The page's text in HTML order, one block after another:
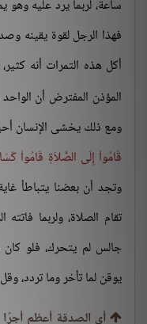
ساعة، لربما يرد عليه
فهذا الرجل لقوة يقينه
أكل هذه التمرات أنه
المؤذن المفترض أن
ومع ذلك يخشى الإنسان
قَامُواْ إِلَى الصَّلاَةِ قَامُواْ
وتجد أن بعضنا يتباطأ
تقام الصلاة، ولربما
جالس لم يتحرك، فلو كان
يوقن لما تأخر وما تردد،
أي الصدقة أعظم أجرًا